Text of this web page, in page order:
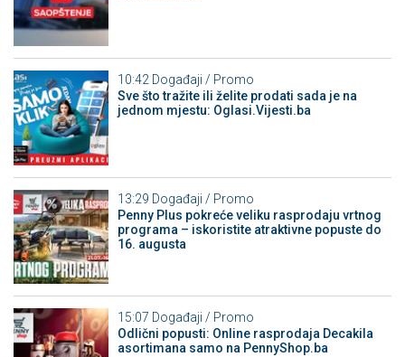
10:42 Događaji / Promo
Sve što tražite ili želite prodati sada je na
jednom mjestu: Oglasi.Vijesti.ba
13:29 Događaji / Promo
Penny Plus pokreće veliku rasprodaju vrtnog
programa – iskoristite atraktivne popuste do
16. augusta
15:07 Događaji / Promo
Odlični popusti: Online rasprodaja Decakila
asortimana samo na PennyShop.ba